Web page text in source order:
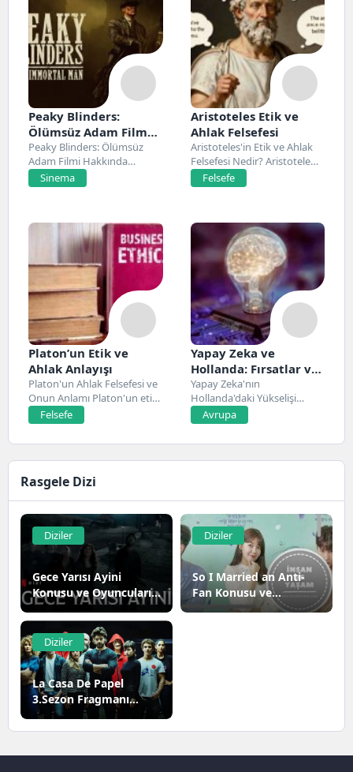
Peaky Blinders:
Ölümsüz Adam Film
Konusu, Oyuncuları
ve İnceleme
Peaky Blinders: Ölümsüz
Adam Filmi Hakkında
Netflix’te 20 Mart 2026...
Sinema
Aristoteles Etik ve
Ahlak Felsefesi
Aristoteles'in Etik ve Ahlak
Felsefesi Nedir? Aristoteles,
Antik Yunan felsefesinin...
Felsefe
Platon’un Etik ve
Ahlak Anlayışı
Platon'un Ahlak Felsefesi ve
Onun Anlamı Platon'un etik
ve ahlak...
Felsefe
Yapay Zeka ve
Hollanda: Fırsatlar ve
Zorluklar
Yapay Zeka'nın
Hollanda'daki Yükselişi
Hollanda, son yıllarda yapay
zeka alanında...
Avrupa
Rasgele Dizi
Diziler
Gece Yarısı Ayini
Konusu ve Oyuncuları |
Netflix
Diziler
So I Married an Anti-
Fan Konusu ve
Oyuncuları
Diziler
La Casa De Papel
3.Sezon Fragmanı
Yayınlandı